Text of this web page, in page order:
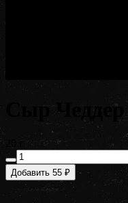
Сыр Чеддер
20 г
Добавить 55 ₽